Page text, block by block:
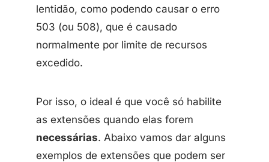
lentidão, como podendo causar o erro
503 (ou 508), que é causado
normalmente por limite de recursos
excedido.
Por isso, o ideal é que você só habilite
as extensões quando elas forem
necessárias. Abaixo vamos dar alguns
exemplos de extensões que podem ser